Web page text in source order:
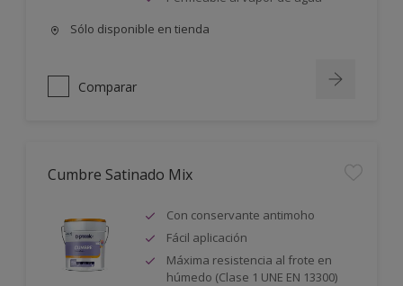
Sólo disponible en tienda
Comparar
Cumbre Satinado Mix
Con conservante antimoho
Fácil aplicación
Máxima resistencia al frote en
húmedo (Clase 1 UNE EN 13300)